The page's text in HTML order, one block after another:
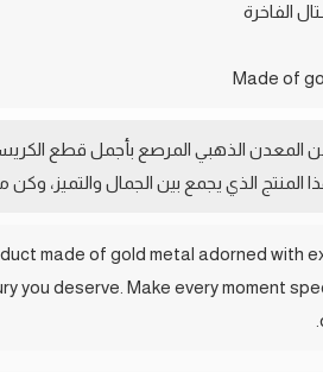
الفاخرة
من المعدن الذهبي المرصع بأجمل قطع
الذي يجمع بين الجمال والتميز، وكن
made of gold metal adorned with
you deserve. Make every moment